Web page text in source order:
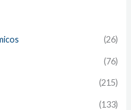
(26)
(76)
(215)
(133)